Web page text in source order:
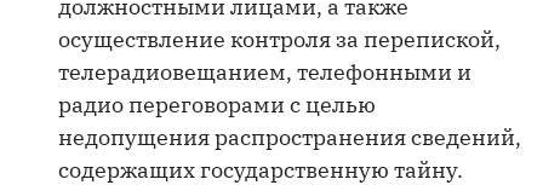
должностными лицами, а также
осуществление контроля за перепиской,
телерадиовещанием, телефонными и
радио переговорами с целью
недопущения распространения сведений,
содержащих государственную тайну.